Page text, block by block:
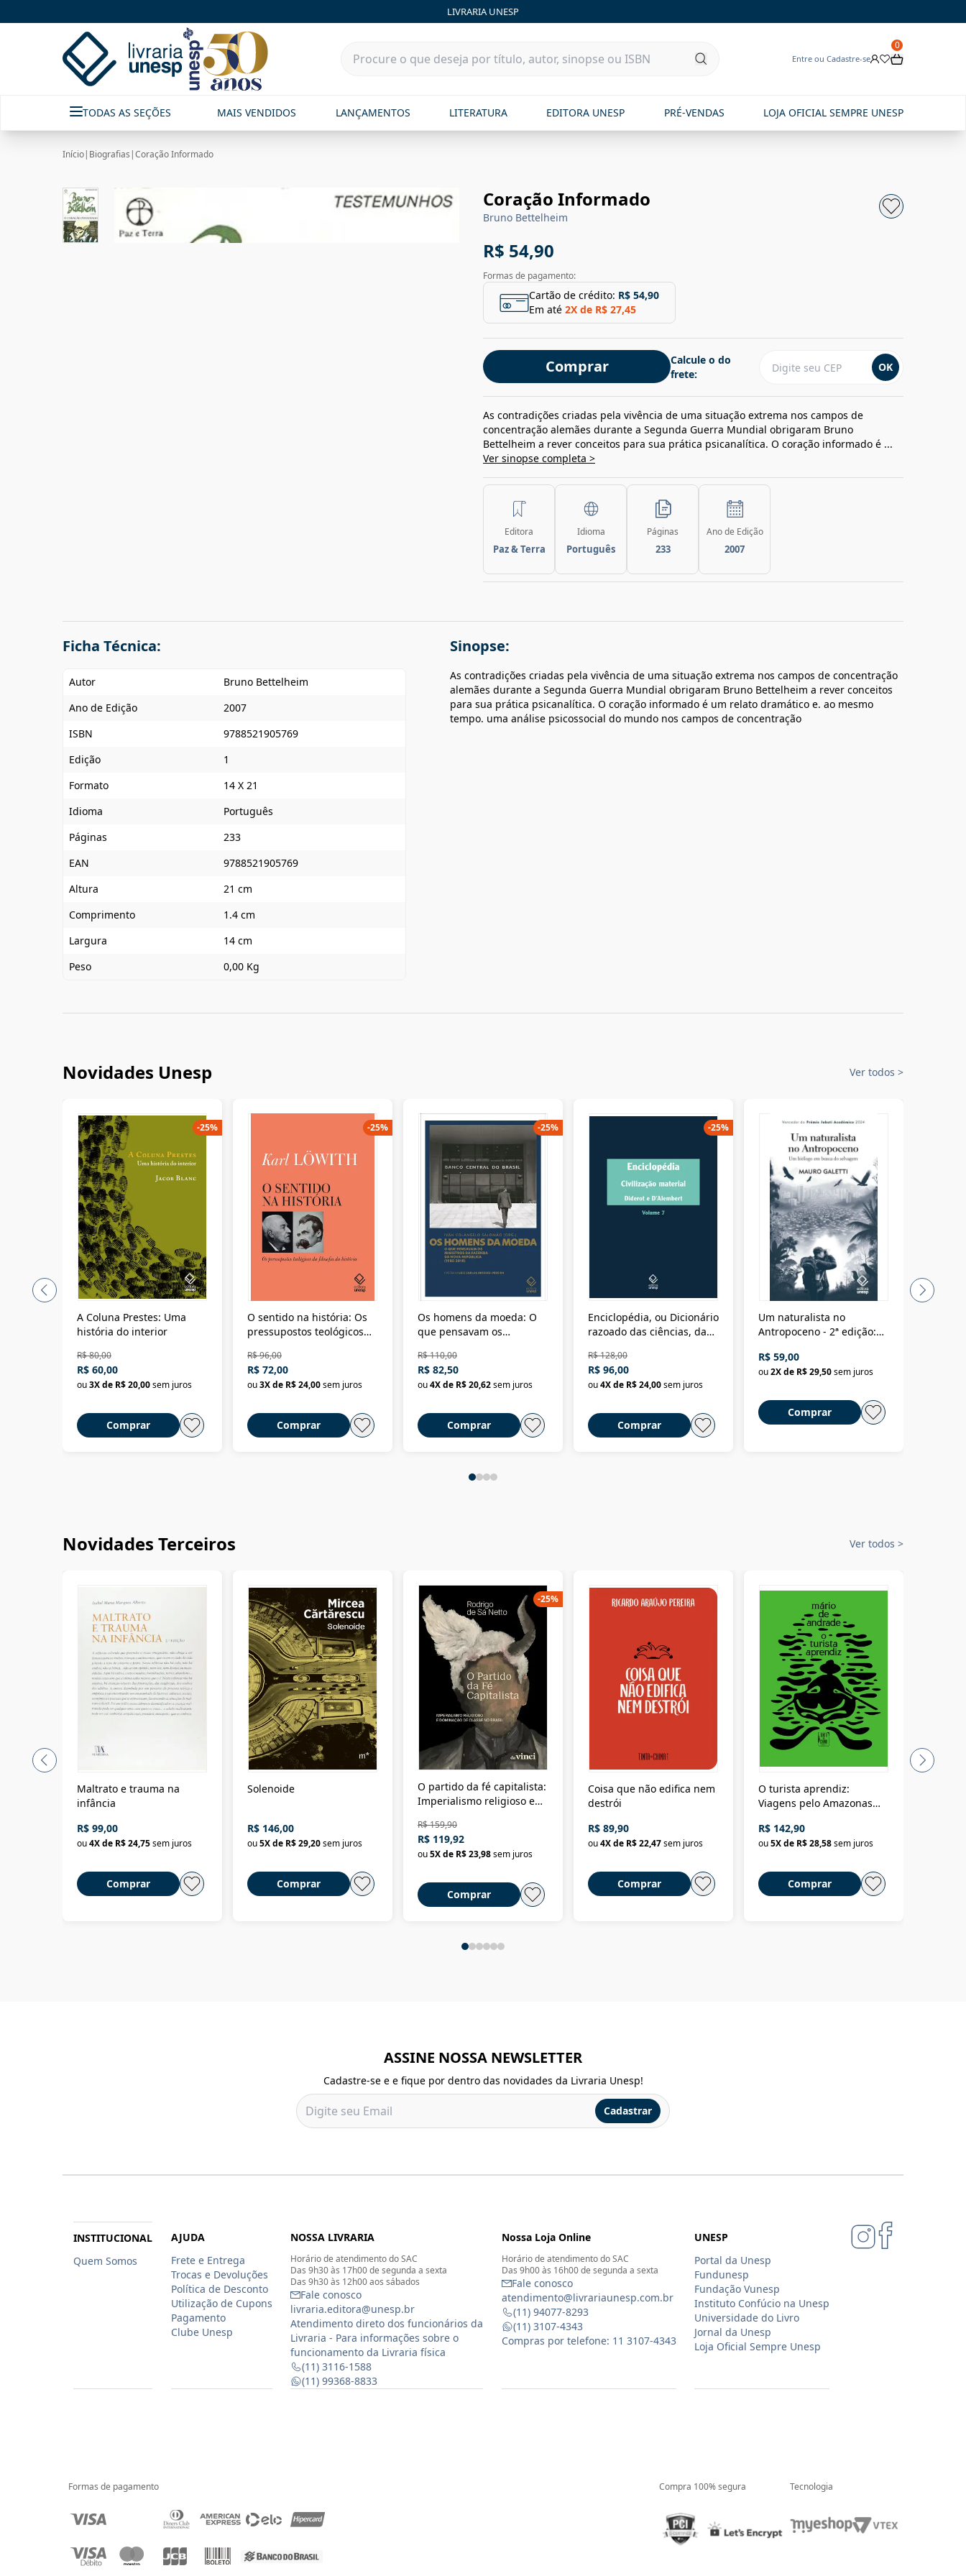
LIVRARIA UNESP
Entre ou Cadastre-se
0
TODAS AS SEÇÕES MAIS VENDIDOS LANÇAMENTOS LITERATURA EDITORA UNESP PRÉ-VENDAS LOJA OFICIAL SEMPRE UNESP
Início| Biografias |Coração Informado
Coração Informado
Bruno Bettelheim
R$ 54,90
Formas de pagamento:
Cartão de crédito: R$ 54,90
Em até 2X de R$ 27,45
Comprar
Calcule o do
frete:
OK
As contradições criadas pela vivência de uma situação extrema nos campos de
concentração alemães durante a Segunda Guerra Mundial obrigaram Bruno
Bettelheim a rever conceitos para sua prática psicanalítica. O coração informado é ...
Ver sinopse completa >
Editora
Paz & Terra
Idioma
Português
Páginas
233
Ano de Edição
2007
Ficha Técnica:
Autor
Bruno Bettelheim
Ano de Edição
2007
ISBN
9788521905769
Edição
1
Formato
14 X 21
Idioma
Português
Páginas
233
EAN
9788521905769
Altura
21 cm
Comprimento
1.4 cm
Largura
14 cm
Peso
0,00 Kg
Sinopse:
As contradições criadas pela vivência de uma situação extrema nos campos de concentração
alemães durante a Segunda Guerra Mundial obrigaram Bruno Bettelheim a rever conceitos
para sua prática psicanalítica. O coração informado é um relato dramático e. ao mesmo
tempo. uma análise psicossocial do mundo nos campos de concentração
Novidades Unesp Ver todos >
A Coluna Prestes: Uma
história do interior
R$ 80,00
R$ 60,00
ou3X de R$ 20,00sem juros
Comprar
-25%
O sentido na história: Os
pressupostos teológicos
R$ 96,00
R$ 72,00
ou3X de R$ 24,00sem juros
Comprar
-25%
Os homens da moeda: O
que pensavam os
Nova República (1985-
2018)
R$ 110,00
R$ 82,50
ou4X de R$ 20,62sem juros
Comprar
-25%
Enciclopédia, ou Dicionário
razoado das ciências, das
Civilização material
R$ 128,00
R$ 96,00
ou4X de R$ 24,00sem juros
Comprar
-25%
Um naturalista no
Antropoceno - 2ª edição:
selvagem
R$ 59,00
ou2X de R$ 29,50sem juros
Comprar
Novidades Terceiros Ver todos >
Maltrato e trauma na
infância
R$ 99,00
ou4X de R$ 24,75sem juros
Comprar
Solenoide
R$ 146,00
ou5X de R$ 29,20sem juros
Comprar
O partido da fé capitalista:
Imperialismo religioso e
Brasil
R$ 159,90
R$ 119,92
ou5X de R$ 23,98sem juros
Comprar
-25%
Coisa que não edifica nem
destrói
R$ 89,90
ou4X de R$ 22,47sem juros
Comprar
O turista aprendiz:
Viagens pelo Amazonas
até a Bolívia e por Marajó
até dizer chega
R$ 142,90
ou5X de R$ 28,58sem juros
Comprar
ASSINE NOSSA NEWSLETTER
Cadastre-se e e fique por dentro das novidades da Livraria Unesp!
Cadastrar
INSTITUCIONAL
Quem Somos
AJUDA
Frete e Entrega
Trocas e Devoluções
Política de Desconto
Utilização de Cupons
Pagamento
Clube Unesp
NOSSA LIVRARIA
Horário de atendimento do SAC
Das 9h30 às 17h00 de segunda a sexta
Das 9h30 às 12h00 aos sábados
Fale conosco
livraria.editora@unesp.br
Atendimento direto dos funcionários da
Livraria - Para informações sobre o
funcionamento da Livraria física
(11) 3116-1588
(11) 99368-8833
Nossa Loja Online
Horário de atendimento do SAC
Das 9h00 às 16h00 de segunda a sexta
Fale conosco
atendimento@livrariaunesp.com.br
(11) 94077-8293
(11) 3107-4343
Compras por telefone: 11 3107-4343
UNESP
Portal da Unesp
Fundunesp
Fundação Vunesp
Instituto Confúcio na Unesp
Universidade do Livro
Jornal da Unesp
Loja Oficial Sempre Unesp
Formas de pagamento Compra 100% segura Tecnologia